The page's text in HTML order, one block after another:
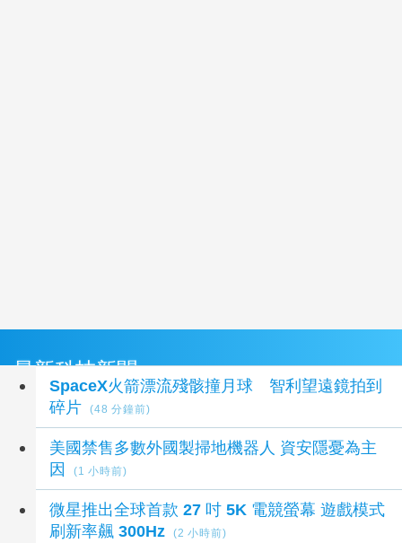
最新科技新聞
SpaceX火箭漂流殘骸撞月球 智利望遠鏡拍到
碎片
(48 分鐘前)
美國禁售多數外國製掃地機器人 資安隱憂為主
因
(1 小時前)
微星推出全球首款 27 吋 5K 電競螢幕 遊戲模式
刷新率飆 300Hz
(2 小時前)